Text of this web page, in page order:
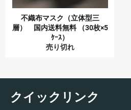
不織布マスク（立体型三
層） 国内送料無料 （30枚×5
ｹｰｽ）
売り切れ
クイックリンク